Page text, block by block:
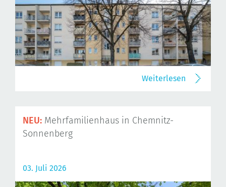
Weiterlesen
NEU: Mehrfamilienhaus in Chemnitz-
Sonnenberg
03. Juli 2026